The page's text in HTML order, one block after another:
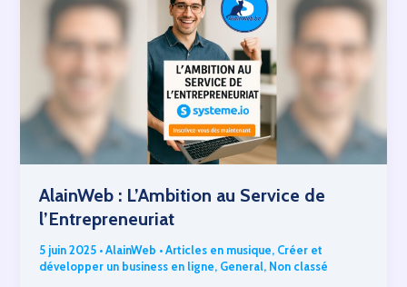
simplicité
réussir
AlainWeb : L’Ambition au Service de
l’Entrepreneuriat
5 juin 2025 •AlainWeb •Articles en musique, Créer et
développer un business en ligne, General, Non classé